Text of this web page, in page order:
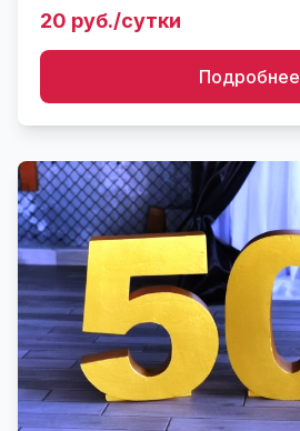
шаров с гелием к ко...
20 руб./сутки
Подробнее